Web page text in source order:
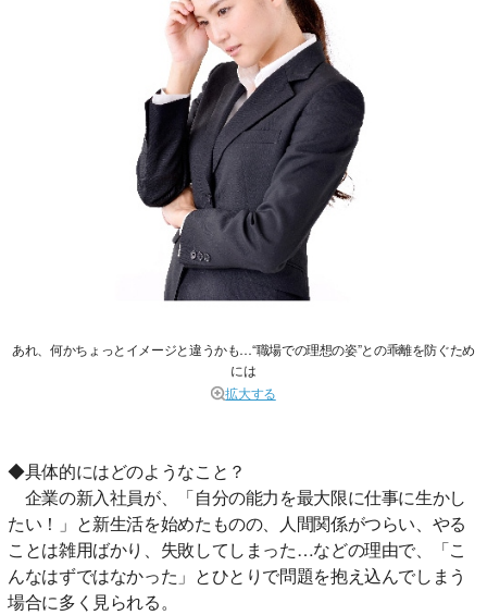
あれ、何かちょっとイメージと違うかも…“職場での理想の姿”との乖離を防ぐため
には
拡大する
◆具体的にはどのようなこと？
企業の新入社員が、「自分の能力を最大限に仕事に生かし
たい！」と新生活を始めたものの、人間関係がつらい、やる
ことは雑用ばかり、失敗してしまった…などの理由で、「こ
んなはずではなかった」とひとりで問題を抱え込んでしまう
場合に多く見られる。